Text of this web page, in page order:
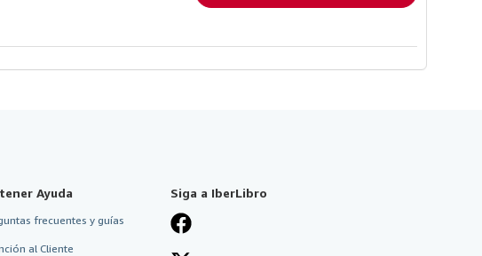
Ayuda
frecuentes y guías
al Cliente
Siga a IberLibro